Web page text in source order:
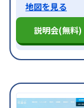
地図を見る
説明会(無料)